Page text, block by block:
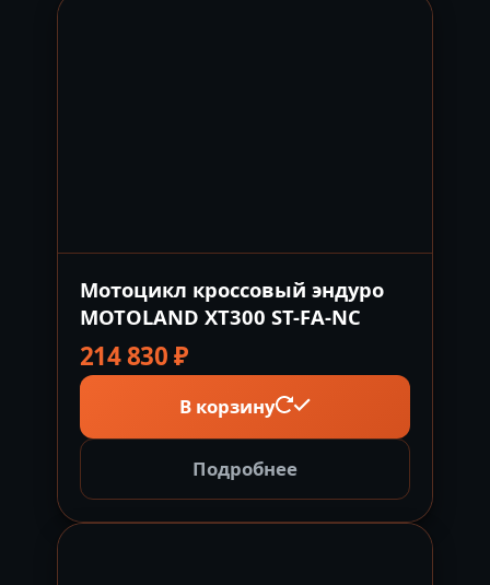
Мотоцикл кроссовый эндуро
MOTOLAND XT300 ST-FA-NC
214 830₽
В корзину
Подробнее